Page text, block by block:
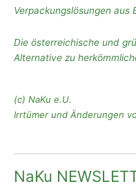
Verpackungslösungen aus
Die österreichische und
Alternative zu
(c) NaKu e.U.
Irrtümer und Änderungen
NaKu